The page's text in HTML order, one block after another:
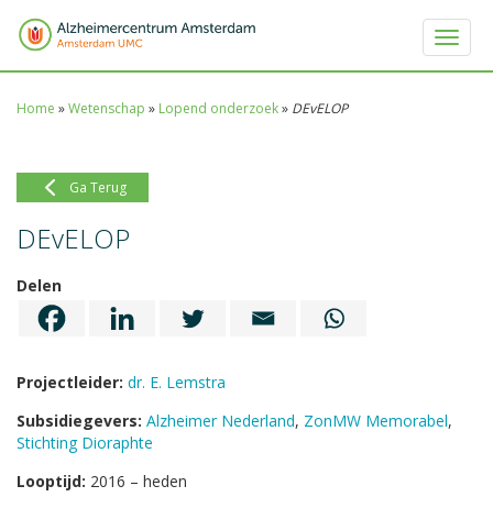
Toggle
Home »Wetenschap » Lopend onderzoek» DEvELOP
Ga Terug
DEvELOP
Delen
Projectleider: dr. E. Lemstra
Subsidiegevers: Alzheimer Nederland, ZonMW Memorabel,
Stichting Dioraphte
Looptijd: 2016 – heden